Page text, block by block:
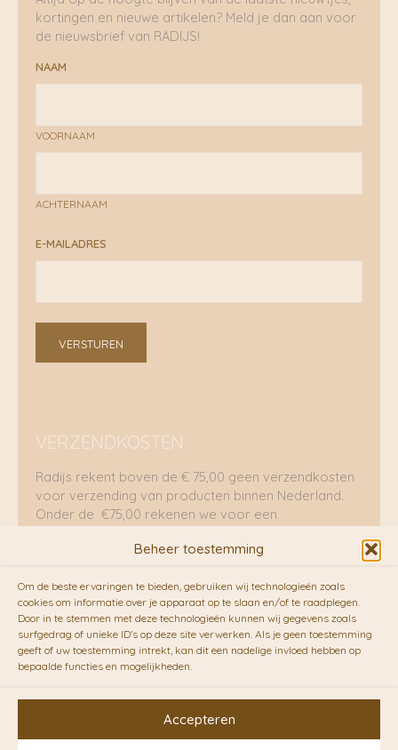
Beheer toestemming
Om de beste ervaringen te bieden, gebruiken wij technologieën zoals
cookies om informatie over je apparaat op te slaan en/of te raadplegen.
Door in te stemmen met deze technologieën kunnen wij gegevens zoals
surfgedrag of unieke ID's op deze site verwerken. Als je geen toestemming
geeft of uw toestemming intrekt, kan dit een nadelige invloed hebben op
bepaalde functies en mogelijkheden.
Accepteren
kortingen en nieuwe artikelen? Meld je dan aan voor
de nieuwsbrief van RADIJS!
NAAM
VOORNAAM
ACHTERNAAM
E-MAILADRES
VERSTUREN
VERZENDKOSTEN
Radijs rekent boven de € 75,00 geen verzendkosten
voor verzending van producten binnen Nederland.
Onder de €75,00 rekenen we voor een
RADIJS werkt samen met de duurzame bezorgdienst
vanFietskoeriers.nl. Pakketten (mits voorradig) voor
10.00 uur besteld op een doordeweekse dag,
bezorgen zij soms nog op dezelfde dag in de
avonduren! Brievenbuspakjes de volgende dag. En
waar mogelijk ook echt op de fiets!!